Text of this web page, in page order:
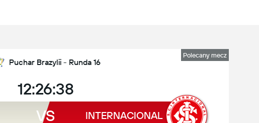
Polecany mecz
Puchar Brazylii - Runda 16
12:26:38
VS INTERNACIONAL